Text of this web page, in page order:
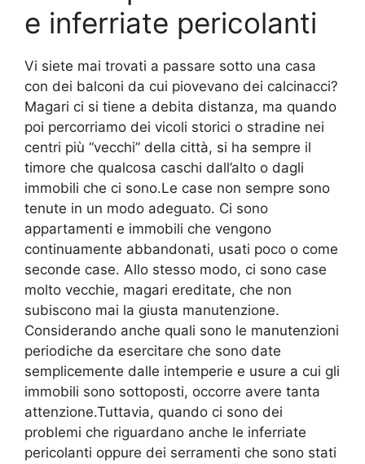
e inferriate pericolanti
Vi siete mai trovati a passare sotto una casa
con dei balconi da cui piovevano dei calcinacci?
Magari ci si tiene a debita distanza, ma quando
poi percorriamo dei vicoli storici o stradine nei
centri più “vecchi” della città, si ha sempre il
timore che qualcosa caschi dall’alto o dagli
immobili che ci sono.Le case non sempre sono
tenute in un modo adeguato. Ci sono
appartamenti e immobili che vengono
continuamente abbandonati, usati poco o come
seconde case. Allo stesso modo, ci sono case
molto vecchie, magari ereditate, che non
subiscono mai la giusta manutenzione.
Considerando anche quali sono le manutenzioni
periodiche da esercitare che sono date
semplicemente dalle intemperie e usure a cui gli
immobili sono sottoposti, occorre avere tanta
attenzione.Tuttavia, quando ci sono dei
problemi che riguardano anche le inferriate
pericolanti oppure dei serramenti che sono stati